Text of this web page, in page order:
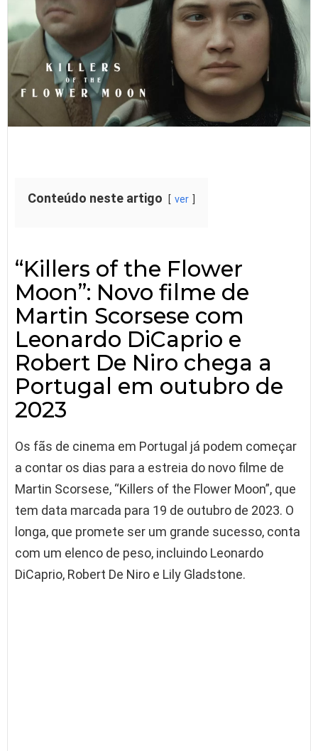
Conteúdo neste artigo ver
“Killers of the Flower
Moon”: Novo filme de
Martin Scorsese com
Leonardo DiCaprio e
Robert De Niro chega a
Portugal em outubro de
2023
Os fãs de cinema em Portugal já podem começar
a contar os dias para a estreia do novo filme de
Martin Scorsese, “Killers of the Flower Moon”, que
tem data marcada para 19 de outubro de 2023. O
longa, que promete ser um grande sucesso, conta
com um elenco de peso, incluindo Leonardo
DiCaprio, Robert De Niro e Lily Gladstone.